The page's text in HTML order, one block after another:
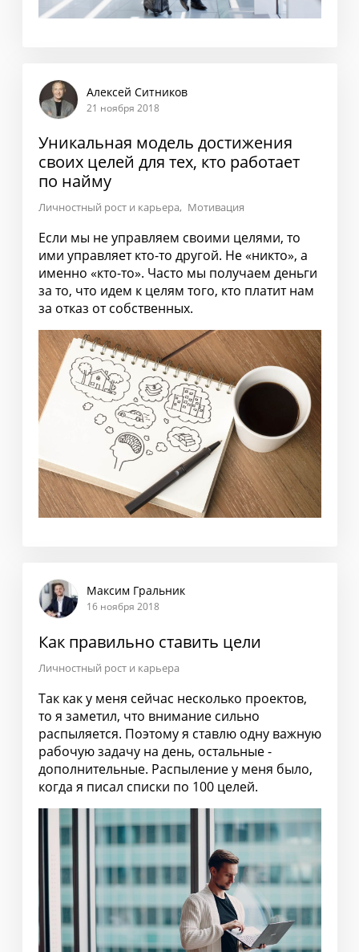
Алексей Ситников
21 ноября 2018
Уникальная модель достижения
своих целей для тех, кто работает
по найму
Личностный рост и карьера Мотивация
Если мы не управляем своими целями, то
ими управляет кто-то другой. Не «никто», а
именно «кто-то». Часто мы получаем деньги
за то, что идем к целям того, кто платит нам
за отказ от собственных.
Максим Гральник
16 ноября 2018
Как правильно ставить цели
Личностный рост и карьера
Так как у меня сейчас несколько проектов,
то я заметил, что внимание сильно
распыляется. Поэтому я ставлю одну важную
рабочую задачу на день, остальные -
дополнительные. Распыление у меня было,
когда я писал списки по 100 целей.